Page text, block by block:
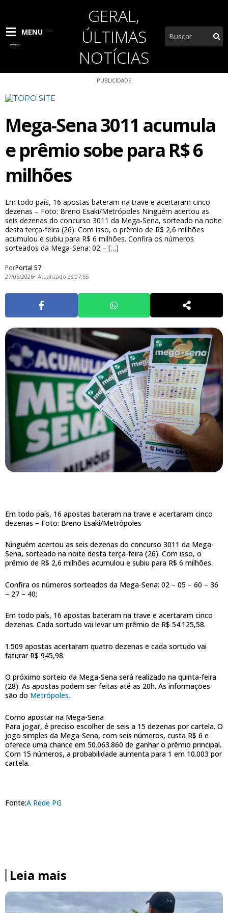
conteúdo
MENU
GERAL,
ÚLTIMAS
NOTÍCIAS
Pesquisar
PUBLICIDADE
Mega-Sena 3011 acumula
e prêmio sobe para R$ 6
milhões
Em todo país, 16 apostas bateram na trave e acertaram cinco
dezenas – Foto: Breno Esaki/Metrópoles Ninguém acertou as
seis dezenas do concurso 3011 da Mega-Sena, sorteado na noite
desta terça-feira (26). Com isso, o prêmio de R$ 2,6 milhões
acumulou e subiu para R$ 6 milhões. Confira os números
sorteados da Mega-Sena: 02 – […]
PorPortal 57
27/05/2026 Atualizado às 07:55
Em todo país, 16 apostas bateram na trave e acertaram cinco
dezenas – Foto: Breno Esaki/Metrópoles
Ninguém acertou as seis dezenas do concurso 3011 da Mega-
Sena, sorteado na noite desta terça-feira (26). Com isso, o
prêmio de R$ 2,6 milhões acumulou e subiu para R$ 6 milhões.
Confira os números sorteados da Mega-Sena: 02 – 05 – 60 – 36
– 27 – 40;
Em todo país, 16 apostas bateram na trave e acertaram cinco
dezenas. Cada sortudo vai levar um prêmio de R$ 54.125,58.
1.509 apostas acertaram quatro dezenas e cada sortudo vai
faturar R$ 945,98.
O próximo sorteio da Mega-Sena será realizado na quinta-feira
(28). As apostas podem ser feitas até as 20h. As informações
são do Metrópoles.
Como apostar na Mega-Sena
Para jogar, é preciso escolher de seis a 15 dezenas por cartela. O
jogo simples da Mega-Sena, com seis números, custa R$ 6 e
oferece uma chance em 50.063.860 de ganhar o prêmio principal.
Com 15 números, a probabilidade aumenta para 1 em 10.003 por
cartela.
Fonte:A Rede PG
Leia mais